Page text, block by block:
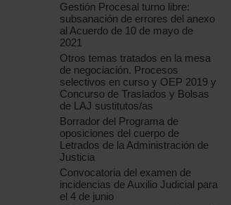
Gestión Procesal turno libre:
subsanación de errores del anexo
al Acuerdo de 10 de mayo de
2021
Otros temas tratados en la mesa
de negociación. Procesos
selectivos en curso y OEP 2019 y
Concurso de Traslados y Bolsas
de LAJ sustitutos/as
Borrador del Programa de
oposiciones del cuerpo de
Letrados de la Administración de
Justicia
Convocatoria del examen de
incidencias de Auxilio Judicial para
el 4 de junio